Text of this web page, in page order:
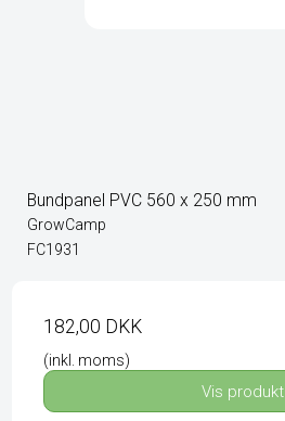
Bundpanel PVC 560 x 250 mm
GrowCamp
FC1931
182,00 DKK
(inkl. moms)
Vis produkt